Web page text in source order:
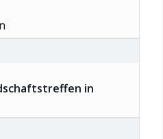
in